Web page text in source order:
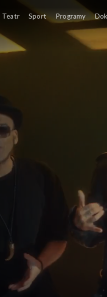
Teatr Sport Programy